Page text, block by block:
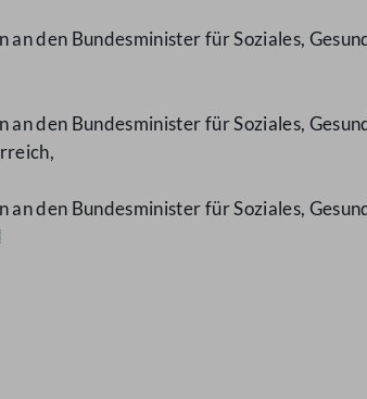
den Bundesminister für Soziales,
den Bundesminister für Soziales,
den Bundesminister für Soziales,